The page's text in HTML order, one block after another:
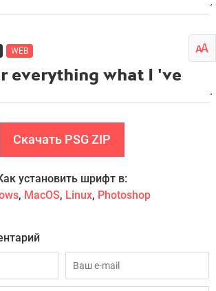
WEB
Скачать PSG ZIP
установить шрифт в:
, MacOS, Linux, Photoshop